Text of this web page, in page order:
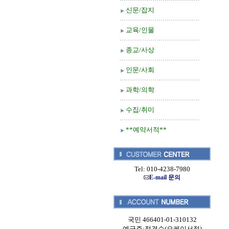
신문/잡지
교육/인물
종교/사상
인문/사회
과학/의학
수집/취미
**예약서적**
Tel: 010-4238-7980
E-mail 문의
국민 466401-01-310132